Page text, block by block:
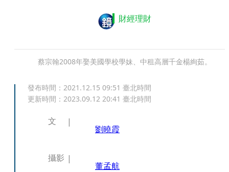
財經理財
蔡宗翰2008年娶美國學校學妹、中租高層千金楊絢茹。
發布時間： 2021.12.15 09:51 臺北時間
更新時間： 2023.09.12 20:41 臺北時間
文
劉曉霞
攝影
董孟航